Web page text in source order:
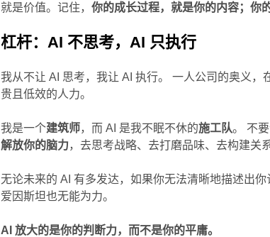
就是价值。记住，你的成长过程，就是你的内容；你
杠杆：AI 不思考，AI 只执行
我从不让 AI 思考，我让 AI 执行。 一人公司的奥义，
贵且低效的人力。
我是一个建筑师，而 AI 是我不眠不休的施工队。 不
解放你的脑力，去思考战略、去打磨品味、去构建关系
无论未来的 AI 有多发达，如果你无法清晰地描述出
爱因斯坦也无能为力。
AI 放大的是你的判断力，而不是你的平庸。